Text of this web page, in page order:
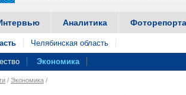
Аналитика
Челябинская область
Экономика
/ Экономика /